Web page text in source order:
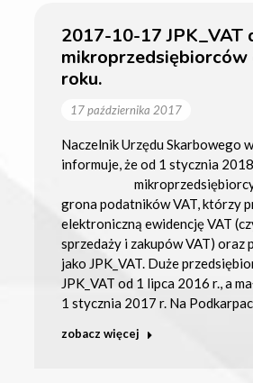
2017-10-17 JPK_VAT
mikroprzedsiębiorców
roku.
17 października 2017
Naczelnik Urzędu Skarbowego
informuje, że od 1 stycznia 2018
mikroprzedsiębiorcy
grona podatników VAT, którzy
elektroniczną ewidencję VAT
sprzedaży i zakupów VAT) oraz
jako JPK_VAT. Duże
JPK_VAT od 1 lipca 2016 r., a
1 stycznia 2017 r. Na
zobacz więcej